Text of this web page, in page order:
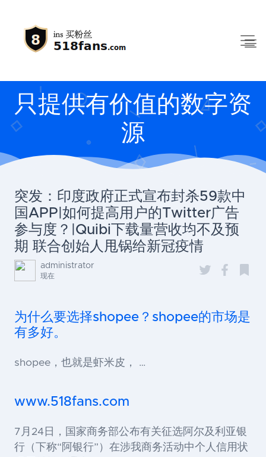
只提供有价值的数字资
源
突发：印度政府正式宣布封杀59款中
国APP|如何提高用户的Twitter广告
参与度？|Quibi下载量营收均不及预
期 联合创始人甩锅给新冠疫情
administrator
现在
为什么要选择shopee？shopee的市场是
有多好。
shopee，也就是虾米皮， …
www.518fans.com
7月24日，国家商务部公布有关征选阿尔及利亚银
行（下称“阿银行”）在涉我商务活动中个人信用状